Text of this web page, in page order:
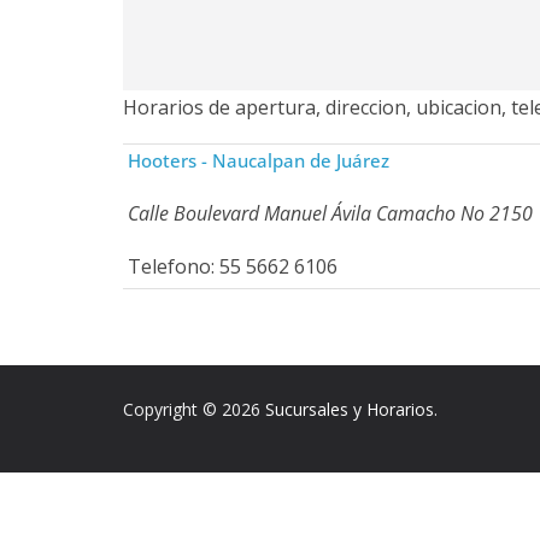
Horarios de apertura, direccion, ubicacion,
Hooters - Naucalpan de Juárez
Calle Boulevard Manuel Ávila Camacho No 2150
Telefono: 55 5662 6106
Copyright © 2026 Sucursales y Horarios.